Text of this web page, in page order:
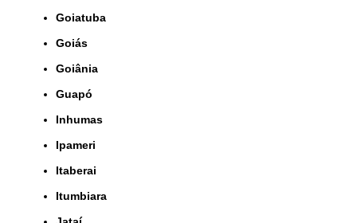
Goiatuba
Goiás
Goiânia
Guapó
Inhumas
Ipameri
Itaberai
Itumbiara